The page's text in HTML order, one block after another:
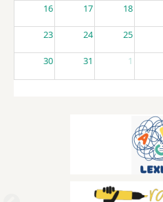
16 17 18
23 24 25
30 31 1